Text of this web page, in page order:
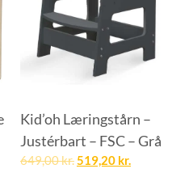
Kid’oh Læringstårn –
Justérbart – FSC – Grå
649,00kr.519,20 kr.